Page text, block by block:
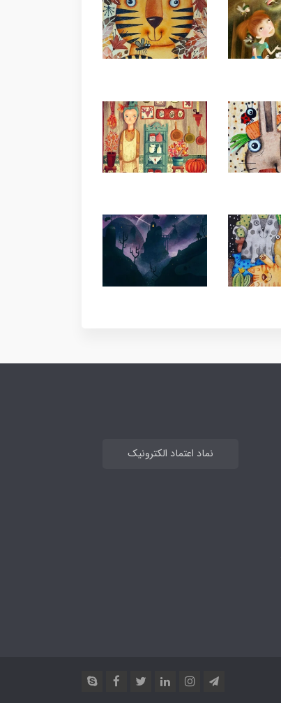
نماد اعتماد الکترونیک